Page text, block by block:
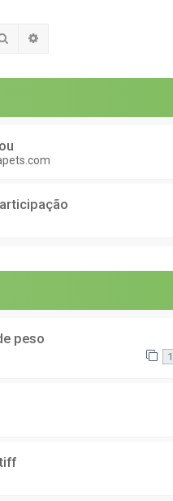
Pesquisar
peso
1